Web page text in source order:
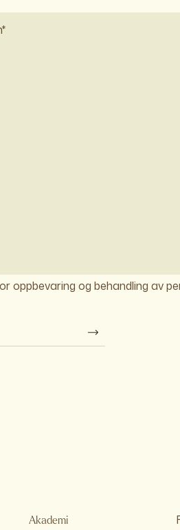
oppbevaring og behandling av
Akademi